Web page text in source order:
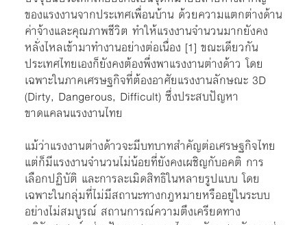
ของแรงงานจากประเทศเพื่อนบ้าน ด้วยความแตกต่างด้าน
ค่าจ้างและคุณภาพชีวิต ทำให้แรงงานจำนวนมากยังคง
หลั่งไหลเข้ามาทำงานอย่างต่อเนื่อง [1] ขณะเดียวกัน
ประเทศไทยเองก็ยังคงต้องพึ่งพาแรงงานต่างด้าว โดย
เฉพาะในภาคเศรษฐกิจที่ต้องอาศัยแรงงานลักษณะ 3D
(Dirty, Dangerous, Difficult) ซึ่งประสบปัญหา
ขาดแคลนแรงงานไทย
แม้ว่าแรงงานต่างด้าวจะมีบทบาทสำคัญต่อเศรษฐกิจไทย
แต่ก็มีแรงงานจำนวนไม่น้อยที่ยังคงเผชิญกับอคติ การ
เลือกปฏิบัติ และการละเมิดสิทธิในหลายรูปแบบ โดย
เฉพาะในกลุ่มที่ไม่มีสถานะทางกฎหมายหรืออยู่ในระบบ
อย่างไม่สมบูรณ์ สถานการณ์ความตึงเครียดทาง